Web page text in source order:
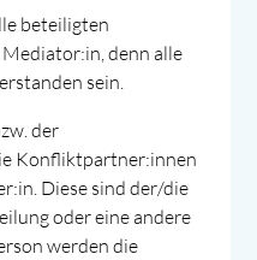
beteiligten
denn alle
sein.
der
Konfliktpartner:innen
Diese sind der/die
oder eine andere
werden die